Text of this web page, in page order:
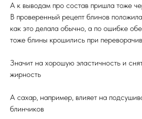
А к выводам про состав пришла тоже
В проверенный рецепт блинов
как это делала обычно, а по ошибке
тоже блины крошились при
Значит на хорошую эластичность и
жирность
А сахар, например, влияет на
блинчиков